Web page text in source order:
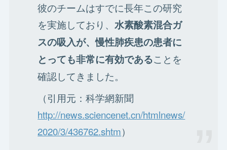
彼のチームはすでに長年この研究
を実施しており、 水素酸素混合ガ
スの吸入が、慢性肺疾患の患者に
とっても非常に有効であることを
確認してきました。
（引用元：科学網新聞
http://news.sciencenet.cn/htmlnews/
2020/3/436762.shtm）